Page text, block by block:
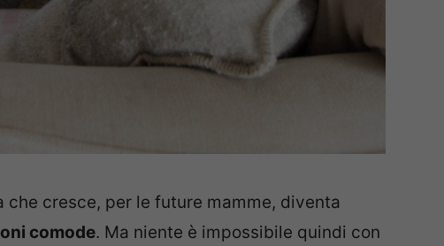
che cresce, per le future mamme, diventa
comode. Ma niente è impossibile quindi con